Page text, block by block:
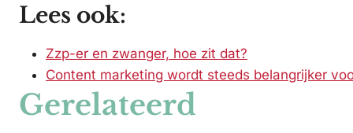
Lees ook:
Zzp-er en zwanger, hoe zit dat?
Content marketing wordt steeds belangrijker
Gerelateerd